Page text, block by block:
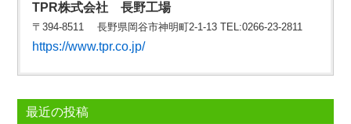
TPR株式会社 長野工場
〒394-8511 長野県岡谷市神明町2-1-13 TEL:0266-23-2811
https://www.tpr.co.jp/
最近の投稿